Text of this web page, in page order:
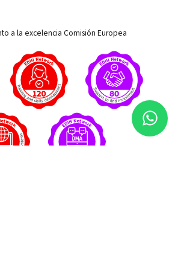
a la excelencia Comisión Europea